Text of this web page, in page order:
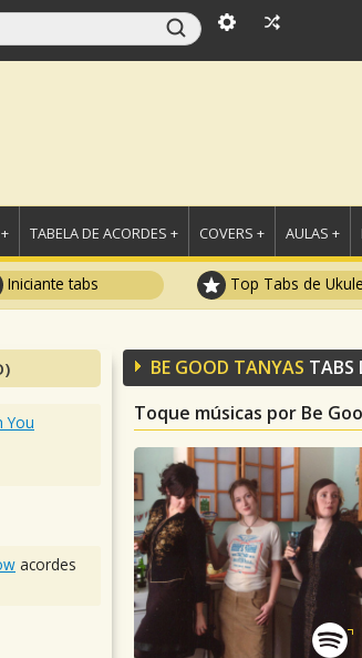
TABELA DE ACORDES + COVERS + AULAS +
Iniciante tabs Top Tabs de
BE GOOD TANYAS TABS
Toque músicas por Be
You
acordes